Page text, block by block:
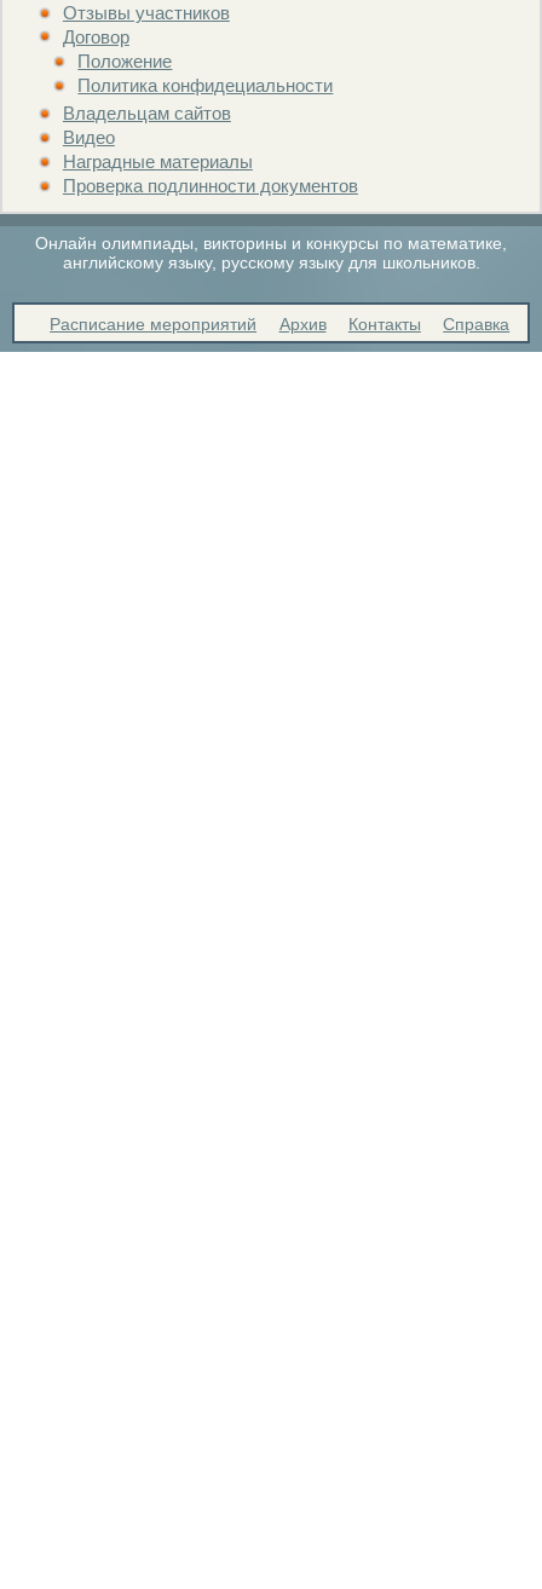
Отзывы участников
Договор
Положение
Политика конфидециальности
Владельцам сайтов
Видео
Наградные материалы
Проверка подлинности документов
Онлайн олимпиады, викторины и конкурсы по математике,
английскому языку, русскому языку для школьников.
Расписание мероприятий Архив Контакты Справка